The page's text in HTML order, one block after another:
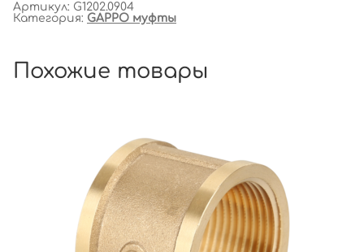
Артикул: G1202.0904
Категория: GAPPO муфты
Похожие товары